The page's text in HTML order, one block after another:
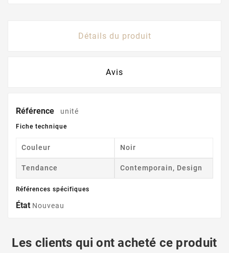
Détails du produit
Avis
Référence unité
Fiche technique
Couleur Noir
Tendance Contemporain, Design
Références spécifiques
État Nouveau
Les clients qui ont acheté ce produit